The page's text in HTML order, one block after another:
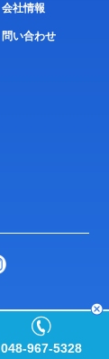
会社情報
問い合わせ
048-967-5328